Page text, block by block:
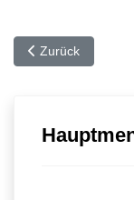
Vorheriger
Zurück